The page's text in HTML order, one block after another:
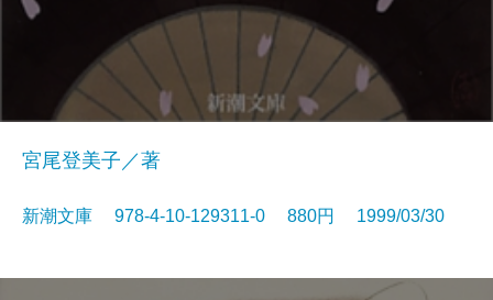
宮尾登美子／著
新潮文庫 978-4-10-129311-0 880円 1999/03/30